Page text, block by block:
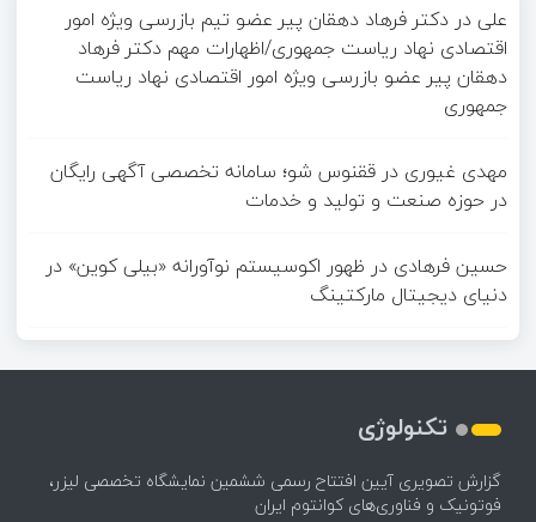
علیدر دکتر فرهاد دهقان پیر عضو تيم بازرسی ويژه امور
اقتصادی نهاد رياست جمهوری/اظهارات مهم دکتر فرهاد
دهقان پیر عضو بازرسی ویژه امور اقتصادی نهاد ریاست
جمهوری
مهدی غیوری در ققنوس شو؛ سامانه تخصصی آگهی رایگان
در حوزه صنعت و تولید و خدمات
حسین فرهادی در ظهور اکوسیستم نوآورانه «بیلی کوین» در
دنیای دیجیتال مارکتینگ
تکنولوژی
گزارش تصویری آیین افتتاح رسمی ششمین نمایشگاه تخصصی لیزر،
فوتونیک و فناوری‌های کوانتوم ایران